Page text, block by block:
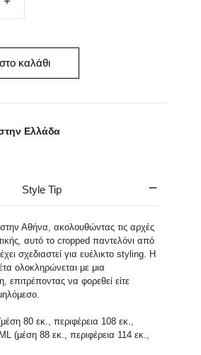
μαύρο
δερματίνη
ποσότητα
καλάθι
Ελλάδα
Style Tip
Αθήνα, ακολουθώντας τις αρχές
αυτό το cropped παντελόνι από
σχεδιαστεί για ευέλικτο styling. Η
ολοκληρώνεται με μια
να φορεθεί είτε
80 εκ., περιφέρεια 108 εκ.,
(μέση 88 εκ., περιφέρεια 114 εκ.,